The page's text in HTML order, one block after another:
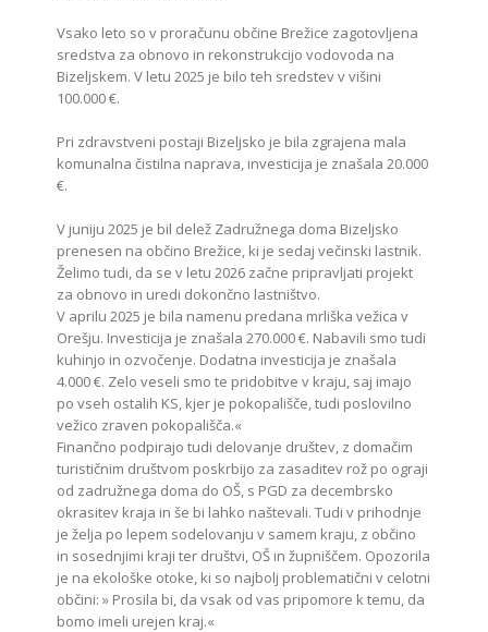
Vsako leto so v proračunu občine Brežice zagotovljena
sredstva za obnovo in rekonstrukcijo vodovoda na
Bizeljskem. V letu 2025 je bilo teh sredstev v višini
100.000 €.
Pri zdravstveni postaji Bizeljsko je bila zgrajena mala
komunalna čistilna naprava, investicija je znašala 20.000
€.
V juniju 2025 je bil delež Zadružnega doma Bizeljsko
prenesen na občino Brežice, ki je sedaj večinski lastnik.
Želimo tudi, da se v letu 2026 začne pripravljati projekt
za obnovo in uredi dokončno lastništvo.
V aprilu 2025 je bila namenu predana mrliška vežica v
Orešju. Investicija je znašala 270.000 €. Nabavili smo tudi
kuhinjo in ozvočenje. Dodatna investicija je znašala
4.000 €. Zelo veseli smo te pridobitve v kraju, saj imajo
po vseh ostalih KS, kjer je pokopališče, tudi poslovilno
vežico zraven pokopališča.«
Finančno podpirajo tudi delovanje društev, z domačim
turističnim društvom poskrbijo za zasaditev rož po ograji
od zadružnega doma do OŠ, s PGD za decembrsko
okrasitev kraja in še bi lahko naštevali. Tudi v prihodnje
je želja po lepem sodelovanju v samem kraju, z občino
in sosednjimi kraji ter društvi, OŠ in župniščem. Opozorila
je na ekološke otoke, ki so najbolj problematični v celotni
občini: » Prosila bi, da vsak od vas pripomore k temu, da
bomo imeli urejen kraj.«